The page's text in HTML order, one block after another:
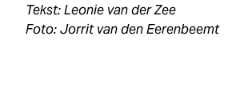
Tekst: Leonie van der Zee
Foto: Jorrit van den Eerenbeemt